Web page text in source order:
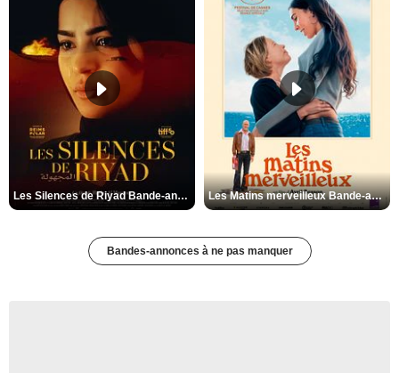
Les Silences de Riyad Bande-annonce VO STFR Les Matins merveilleux Bande-annonce VF
Bandes-annonces à ne pas manquer